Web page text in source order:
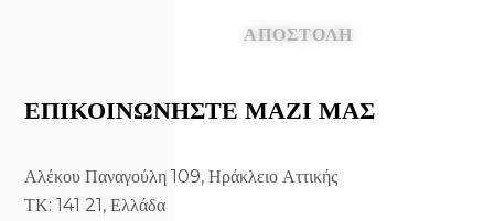
ΕΠΙΚΟΙΝΩΝΉΣΤΕ ΜΑΖΊ ΜΑΣ
Αλέκου Παναγούλη 109, Ηράκλειο Αττικής
ΤΚ: 141 21, Ελλάδα
ΑΠΟΣΤΟΛΉ